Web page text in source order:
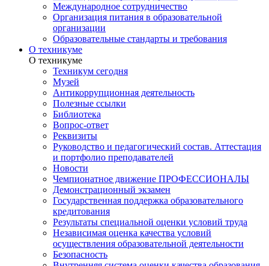
Международное сотрудничество
Организация питания в образовательной
организации
Образовательные стандарты и требования
О техникуме
О техникуме
Техникум сегодня
Музей
Антикоррупционная деятельность
Полезные ссылки
Библиотека
Вопрос-ответ
Реквизиты
Руководство и педагогический состав. Аттестация
и портфолио преподавателей
Новости
Чемпионатное движение ПРОФЕССИОНАЛЫ
Демонстрационный экзамен
Государственная поддержка образовательного
кредитования
Результаты специальной оценки условий труда
Независимая оценка качества условий
осуществления образовательной деятельности
Безопасность